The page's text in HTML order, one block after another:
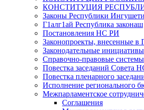
КОНСТИТУЦИЯ
Законы Республики
Г1алг1ай Республика законаш
Постановления НС РИ
Законопроекты, внесенные в
Законодательные инициативы
Справочно-правовые системы
Повестка заседаний Совета
Повестка пленарного
Исполнение регионального
Межпарламентское
Соглашения